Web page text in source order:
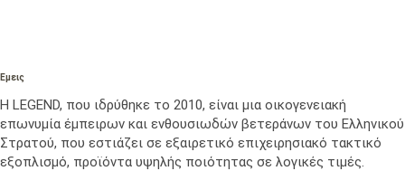
Εμεις
Η LEGEND, που ιδρύθηκε το 2010, είναι μια οικογενειακή
επωνυμία έμπειρων και ενθουσιωδών βετεράνων του Ελληνικού
Στρατού, που εστιάζει σε εξαιρετικό επιχειρησιακό τακτικό
εξοπλισμό, προϊόντα υψηλής ποιότητας σε λογικές τιμές.